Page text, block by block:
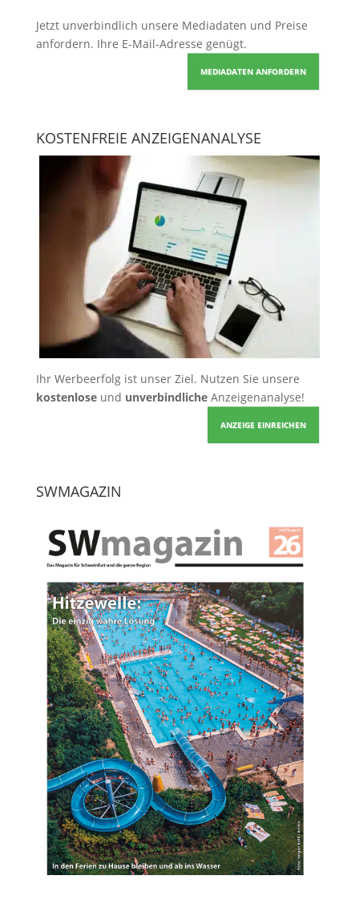
Jetzt unverbindlich unsere Mediadaten und Preise
anfordern. Ihre E-Mail-Adresse genügt.
MEDIADATEN ANFORDERN
KOSTENFREIE ANZEIGENANALYSE
Ihr Werbeerfolg ist unser Ziel. Nutzen Sie unsere
kostenloseund unverbindlicheAnzeigenanalyse!
ANZEIGE EINREICHEN
SWMAGAZIN